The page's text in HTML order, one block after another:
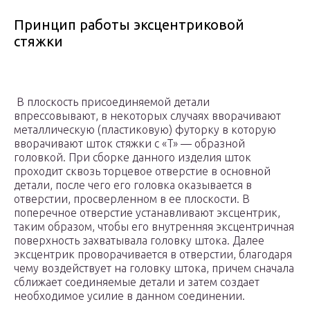
Принцип работы эксцентриковой
стяжки
В плоскость присоединяемой детали
впрессовывают, в некоторых случаях вворачивают
металлическую (пластиковую) футорку в которую
вворачивают шток стяжки с «T» — образной
головкой. При сборке данного изделия шток
проходит сквозь торцевое отверстие в основной
детали, после чего его головка оказывается в
отверстии, просверленном в ее плоскости. В
поперечное отверстие устанавливают эксцентрик,
таким образом, чтобы его внутренняя эксцентричная
поверхность захватывала головку штока. Далее
эксцентрик проворачивается в отверстии, благодаря
чему воздействует на головку штока, причем сначала
сближает соединяемые детали и затем создает
необходимое усилие в данном соединении.